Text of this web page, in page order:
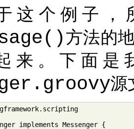
这个例子，
方法的
来。下面是
源
implements Messenger {